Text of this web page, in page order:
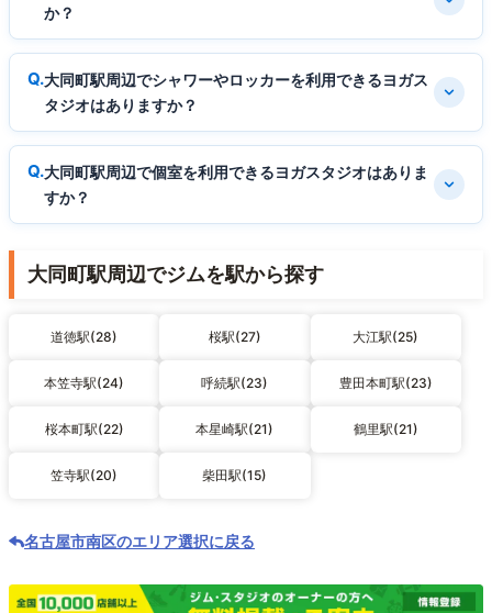
か？
大同町駅周辺でシャワーやロッカーを利用できるヨガス
タジオはありますか？
大同町駅周辺で個室を利用できるヨガスタジオはありま
すか？
大同町駅周辺でジムを駅から探す
道徳駅(28) 桜駅(27) 大江駅(25)
本笠寺駅(24) 呼続駅(23) 豊田本町駅(23)
桜本町駅(22) 本星崎駅(21) 鶴里駅(21)
笠寺駅(20) 柴田駅(15)
名古屋市南区のエリア選択に戻る